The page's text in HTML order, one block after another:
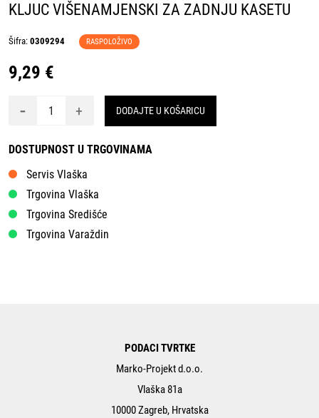
KLJUC VIŠENAMJENSKI ZA ZADNJU KASETU
Šifra: 0309294 RASPOLOŽIVO
9,29 €
- + DODAJTE U KOŠARICU
DOSTUPNOST U TRGOVINAMA
Servis Vlaška
Trgovina Vlaška
Trgovina Središće
Trgovina Varaždin
PODACI TVRTKE
Marko-Projekt d.o.o.
Vlaška 81a
10000 Zagreb, Hrvatska